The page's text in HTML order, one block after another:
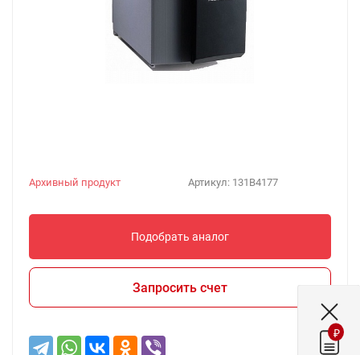
Артикул: 131B4177
Архивный продукт
Подобрать аналог
Запросить счет
₽